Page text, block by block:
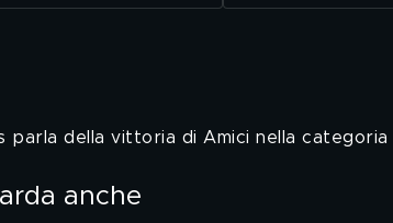
parla della vittoria di Amici nella categoria
anche